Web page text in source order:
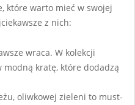
które warto mieć w swojej
z nich:
wraca. W kolekcji
modną kratę, które dodadzą
oliwkowej zieleni to must-